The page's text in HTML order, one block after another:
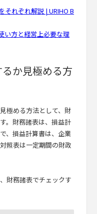
それぞれ解説 | URIHO B
い方と経営上必要な理
か見極める方
極める方法として、財
。財務諸表は、損益計
、損益計算書は、企業
照表は一定期間の財政
財務諸表でチェックす